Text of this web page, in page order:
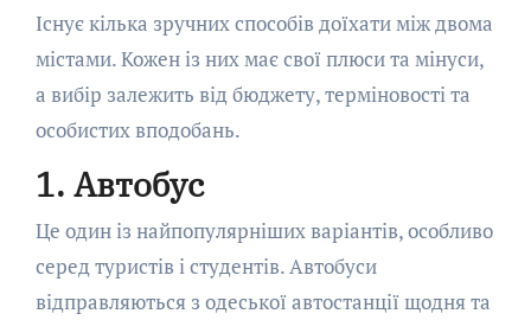
Існує кілька зручних способів доїхати між двома
містами. Кожен із них має свої плюси та мінуси,
а вибір залежить від бюджету, терміновості та
особистих вподобань.
1. Автобус
Це один із найпопулярніших варіантів, особливо
серед туристів і студентів. Автобуси
відправляються з одеської автостанції щодня та